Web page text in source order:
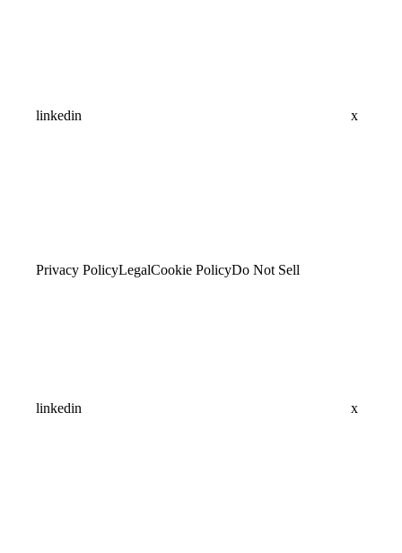
linkedin x
Privacy PolicyLegalCookie PolicyDo Not Sell
linkedin x